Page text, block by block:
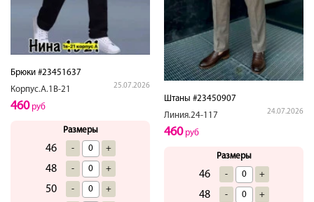
Брюки #23451637
Корпус.А.1В-21
25.07.2026
460руб
Размеры
46 - +
48 - +
50 - +
Штаны #23450907
Линия.24-117
24.07.2026
460руб
Размеры
46 - +
48 - +